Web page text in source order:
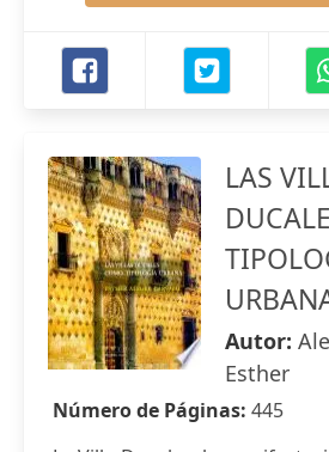
LAS
Autor:
Esther
Número de Páginas: 445